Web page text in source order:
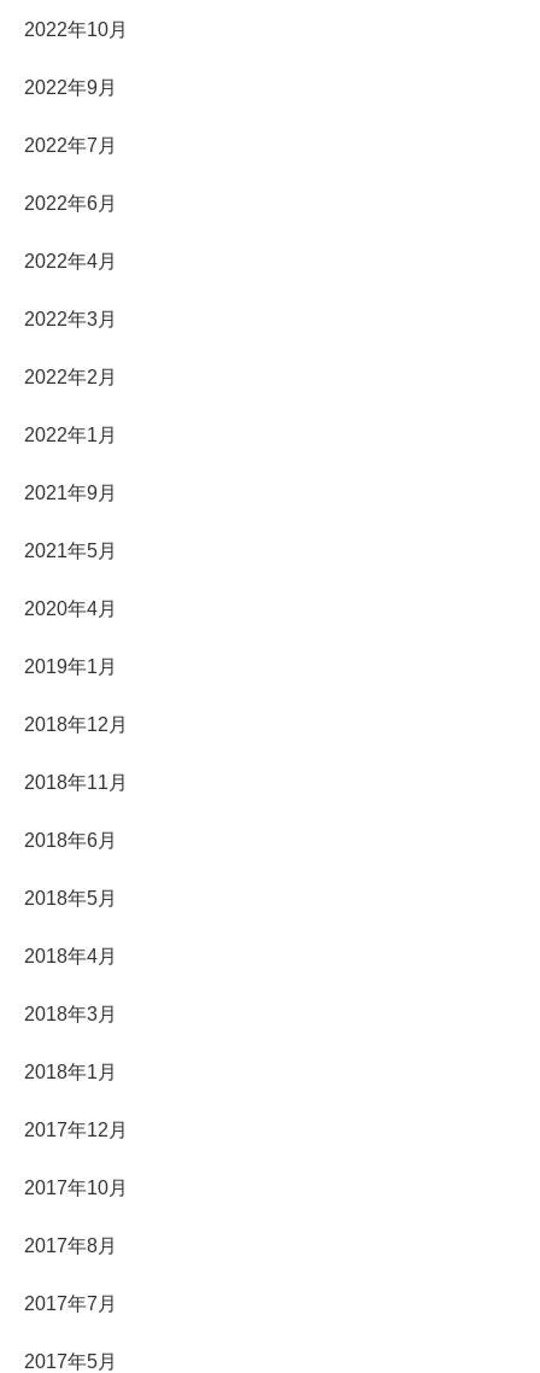
2022年10月
2022年9月
2022年7月
2022年6月
2022年4月
2022年3月
2022年2月
2022年1月
2021年9月
2021年5月
2020年4月
2019年1月
2018年12月
2018年11月
2018年6月
2018年5月
2018年4月
2018年3月
2018年1月
2017年12月
2017年10月
2017年8月
2017年7月
2017年5月